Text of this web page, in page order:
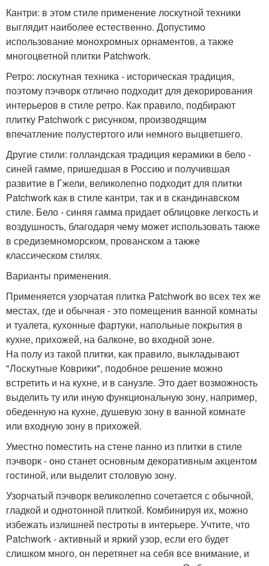
Кантри: в этом стиле применение лоскутной техники
выглядит наиболее естественно. Допустимо
использование монохромных орнаментов, а также
многоцветной плитки Patchwork.
Ретро: лоскутная техника - историческая традиция,
поэтому пэчворк отлично подходит для декорирования
интерьеров в стиле ретро. Как правило, подбирают
плитку Patchwork с рисунком, производящим
впечатление полустертого или немного выцветшего.
Другие стили: голландская традиция керамики в бело -
синей гамме, пришедшая в Россию и получившая
развитие в Гжели, великолепно подходит для плитки
Patchwork как в стиле кантри, так и в скандинавском
стиле. Бело - синяя гамма придает облицовке легкость и
воздушность, благодаря чему может использовать также
в средиземноморском, прованском а также
классическом стилях.
Варианты применения.
Применяется узорчатая плитка Patchwork во всех тех же
местах, где и обычная - это помещения ванной комнаты
и туалета, кухонные фартуки, напольные покрытия в
кухне, прихожей, на балконе, во входной зоне.
На полу из такой плитки, как правило, выкладывают
"Лоскутные Коврики", подобное решение можно
встретить и на кухне, и в санузле. Это дает возможность
выделить ту или иную функциональную зону, например,
обеденную на кухне, душевую зону в ванной комнате
или входную зону в прихожей.
Уместно поместить на стене панно из плитки в стиле
пэчворк - оно станет основным декоративным акцентом
гостиной, или выделит столовую зону.
Узорчатый пэчворк великолепно сочетается с обычной,
гладкой и однотонной плиткой. Комбинируя их, можно
избежать излишней пестроты в интерьере. Учтите, что
Patchwork - активный и яркий узор, если его будет
слишком много, он перетянет на себя все внимание, и